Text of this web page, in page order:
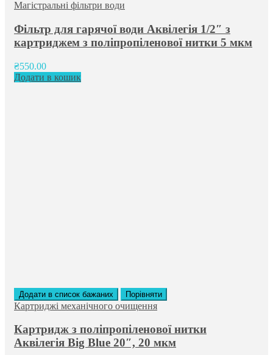
Магістральні фільтри води
Фільтр для гарячої води Аквілегія 1/2″ з
картриджем з поліпропіленової нитки 5 мкм
₴550.00
Додати в кошик
Додати в список бажаних Порівняти
Картриджі механічного очищення
Картридж з поліпропіленової нитки
Аквілегія Big Blue 20″, 20 мкм